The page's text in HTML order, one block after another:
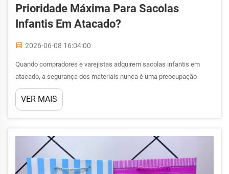
Prioridade Máxima Para Sacolas
Infantis Em Atacado?
2026-06-08 16:04:00
Quando compradores e varejistas adquirem sacolas infantis em
atacado, a segurança dos materiais nunca é uma preocupação
secundária. Bebês e crianças pequenas têm contato direto e
prolongado com esses produtos, tornando a escolha dos materiais
VER MAIS